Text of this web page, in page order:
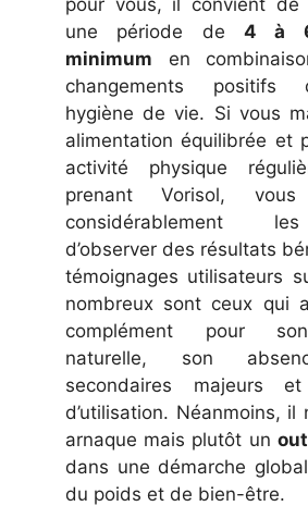
une période de 4 à 6
minimum en
changements positifs
hygiène de vie. Si vous
alimentation équilibrée et
activité physique
prenant Vorisol, vous
considérablement
d’observer des résultats
témoignages utilisateurs
nombreux sont ceux qui
complément pour
naturelle, son
secondaires majeurs
d’utilisation. Néanmoins, il
arnaque mais plutôt un
dans une démarche
du poids et de bien-être.